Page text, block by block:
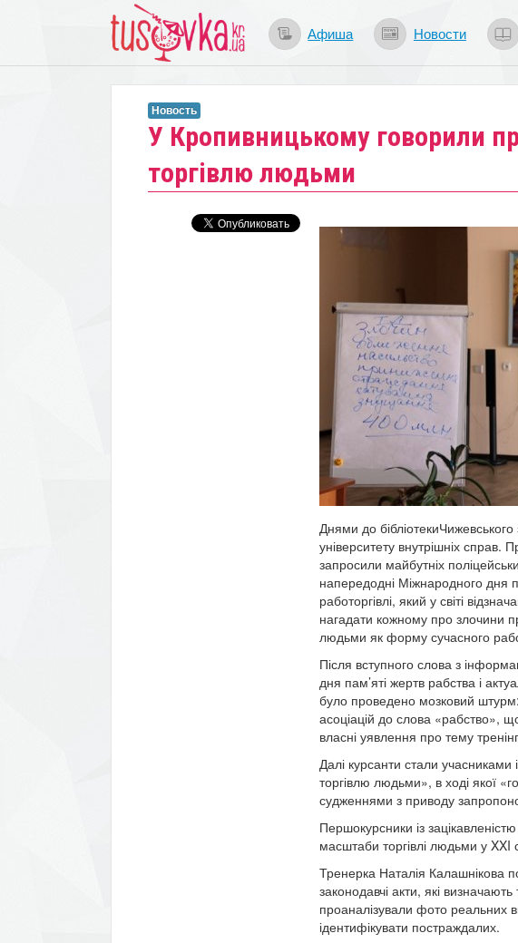
Афиша Новости
​У Кропивницькому говорили
торгівлю людьми
Новость
Днями до
університету внутрішніх справ.
запросили майбутніх
напередодні Міжнародного дня
работоргівлі, який у світі
нагадати кожному про злочини
людьми як форму сучасного
Після вступного слова з
дня пам’яті жертв рабства і
було проведено мозковий
асоціацій до слова «рабство»,
власні уявлення про тему
Далі курсанти стали учасниками
торгівлю людьми», в ході якої
судженнями з приводу
Першокурсники із
масштаби торгівлі людьми у XXI
Тренерка Наталія Калашнікова
законодавчі акти, які
проаналізували фото реальних
ідентифікувати постраждалих.